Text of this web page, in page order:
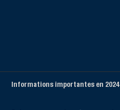
Informations importantes en 2024